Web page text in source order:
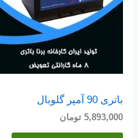
باتری 90 آمپر گلوبال
5,893,000 تومان